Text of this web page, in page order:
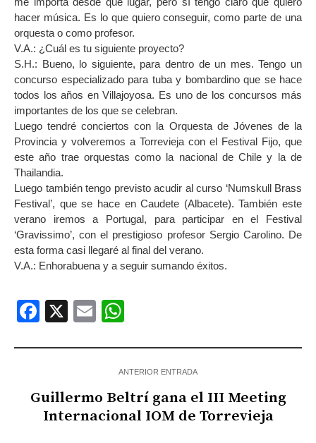
hacer música. Es lo que quiero conseguir, como parte de una
orquesta o como profesor.
V.A.: ¿Cuál es tu siguiente proyecto?
S.H.: Bueno, lo siguiente, para dentro de un mes. Tengo un
concurso especializado para tuba y bombardino que se hace
todos los años en Villajoyosa. Es uno de los concursos más
importantes de los que se celebran.
Luego tendré conciertos con la Orquesta de Jóvenes de la
Provincia y volveremos a Torrevieja con el Festival Fijo, que
este año trae orquestas como la nacional de Chile y la de
Thailandia.
Luego también tengo previsto acudir al curso ‘Numskull Brass
Festival’, que se hace en Caudete (Albacete). También este
verano iremos a Portugal, para participar en el Festival
‘Gravissimo’, con el prestigioso profesor Sergio Carolino. De
esta forma casi llegaré al final del verano.
V.A.: Enhorabuena y a seguir sumando éxitos.
Facebook
X Email
ANTERIOR ENTRADA
Guillermo Beltrí gana el III Meeting
Internacional IOM de Torrevieja